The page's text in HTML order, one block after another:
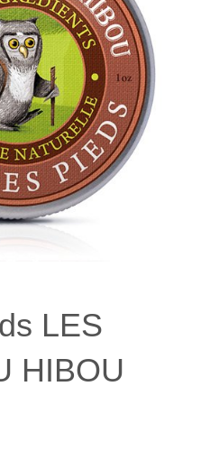
LES
HIBOU